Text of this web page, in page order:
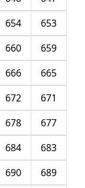
653
654
659
660
665
666
671
672
677
678
683
684
689
690